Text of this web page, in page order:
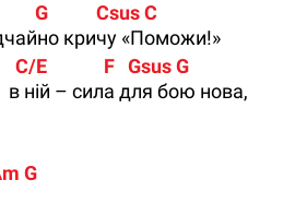
G           Csus C
кричу «Поможи!»
C/E             F   Gsus G
ній – сила для бою нова,
G